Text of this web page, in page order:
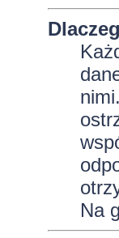
Na